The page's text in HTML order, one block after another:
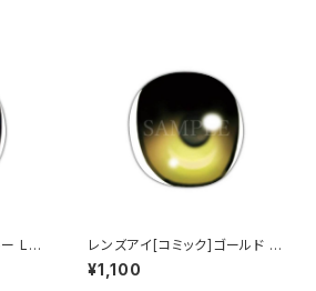
Len
レンズアイ[コミック]ゴールド L
ens eye [Comic] Gold
¥1,100